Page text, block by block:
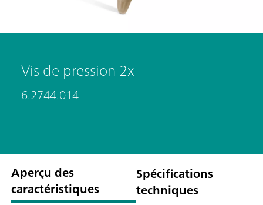
Vis de pression 2x
6.2744.014
Aperçu des
caractéristiques
Spécifications
techniques